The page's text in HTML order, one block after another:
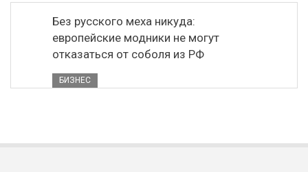
Без русского меха никуда:
европейские модники не могут
отказаться от соболя из РФ
БИЗНЕС